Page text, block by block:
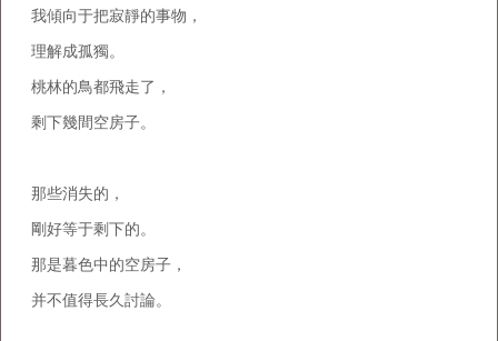
我傾向于把寂靜的事物，
理解成孤獨。
桃林的鳥都飛走了，
剩下幾間空房子。
那些消失的，
剛好等于剩下的。
那是暮色中的空房子，
并不值得長久討論。